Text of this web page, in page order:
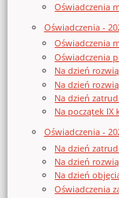
Oświadczenia
Oświadczenia -
Oświadczenia
Oświadczenia
Na dzień
Na dzień
Na dzień
Na początek IX
Oświadczenia -
Na dzień
Na dzień
Na dzień
Oświadczenia